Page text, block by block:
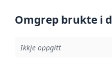
Omgrep brukte i
Ikkje oppgitt